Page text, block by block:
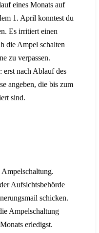
eines Monats auf
1. April konntest du
Es irritiert einen
die Ampel schalten
zu verpassen.
erst nach Ablauf des
angeben, die bis zum
sind.
Aufsichtsbehörde
schicken.
Ampelschaltung
erledigst.